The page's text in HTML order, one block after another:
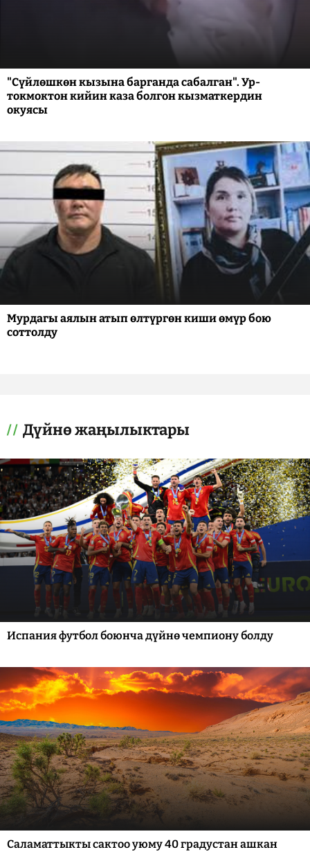
"Сүйлөшкөн кызына барганда сабалган". Ур-
токмоктон кийин каза болгон кызматкердин
окуясы
Мурдагы аялын атып өлтүргөн киши өмүр бою
соттолду
Дүйнө жаңылыктары
Испания футбол боюнча дүйнө чемпиону болду
Саламаттыкты сактоо уюму 40 градустан ашкан